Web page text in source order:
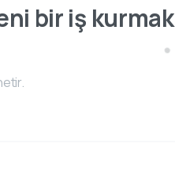
bir iş kurmak